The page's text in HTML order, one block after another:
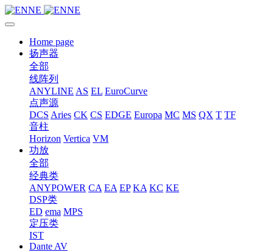
Home page
扬声器
全部
线阵列
ANYLINE AS EL EuroCurve
点声源
DCS Aries CK CS EDGE Europa MC MS QX T TF
音柱
Horizon Vertica VM
功放
全部
经典类
ANYPOWER CA EA EP KA KC KE
DSP类
ED ema MPS
定压类
IST
Dante AV